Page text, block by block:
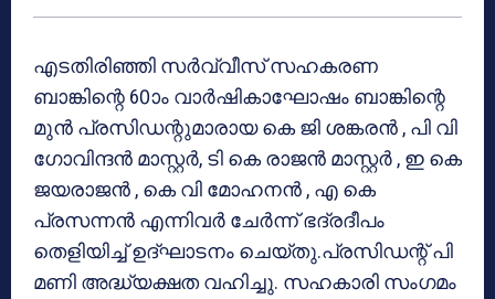
എടതിരിഞ്ഞി സര്‍വ്വീസ് സഹകരണ
ബാങ്കിന്റെ 60ാം വാര്‍ഷികാഘോഷം ബാങ്കിന്റെ
മുന്‍ പ്രസിഡന്റുമാരായ കെ ജി ശങ്കരന്‍ , പി വി
ഗോവിന്ദന്‍ മാസ്റ്റര്‍, ടി കെ രാജന്‍ മാസ്റ്റര്‍ , ഇ കെ
ജയരാജന്‍ , കെ വി മോഹനന്‍ , എ കെ
പ്രസന്നന്‍ എന്നിവര്‍ ചേര്‍ന്ന് ഭദ്രദീപം
തെളിയിച്ച് ഉദ്ഘാടനം ചെയ്തു.പ്രസിഡന്റ് പി
മണി അദ്ധ്യക്ഷത വഹിച്ചു. സഹകാരി സംഗമം